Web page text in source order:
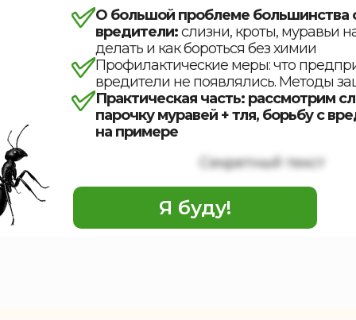
Секретный текст
О большой проблеме большинства
вредители:слизни, кроты, муравьи
делать и как бороться без химии
Профилактические меры: что
вредители не появлялись. Методы
Практическая часть: рассмотрим
парочку муравей + тля, борьбу с
на примере
Я буду!